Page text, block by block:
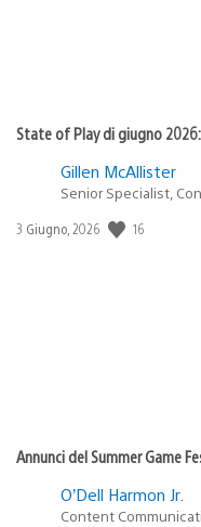
State of Play di giugno
Gillen McAllister
Senior Specialist,
Data
3 Giugno, 2026 16
Annunci del Summer Game
O’Dell Harmon Jr.
Content